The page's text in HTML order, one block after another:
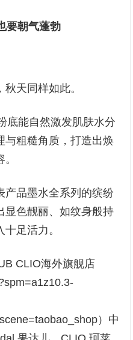
要朝气蓬勃
天同样如此。
底能自然激发肌肤水分
与粗糙角质，打造出焕
产品墨水全系列的缤纷
显色靓丽、如纹身般持
足活力。
CLIO海外旗舰店
）中